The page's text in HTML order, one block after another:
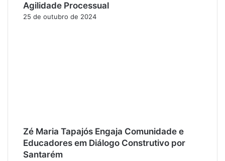
Agilidade Processual
25 de outubro de 2024
Zé Maria Tapajós Engaja Comunidade e
Educadores em Diálogo Construtivo por
Santarém